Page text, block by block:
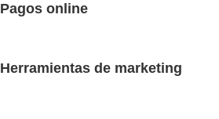
Pagos online
Herramientas de marketing